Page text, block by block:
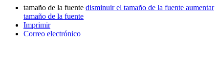
tamaño de la fuente disminuir el tamaño de la fuente aumentar
tamaño de la fuente
Imprimir
Correo electrónico